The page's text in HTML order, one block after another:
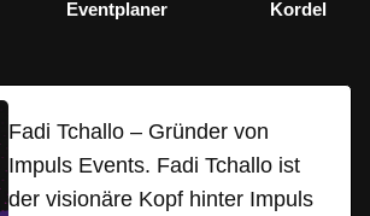
Eventplaner
Kordel
Fadi Tchallo – Gründer von
Impuls Events. Fadi Tchallo ist
der visionäre Kopf hinter Impuls